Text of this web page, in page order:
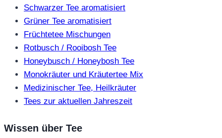
Schwarzer Tee aromatisiert
Grüner Tee aromatisiert
Früchtetee Mischungen
Rotbusch / Rooibosh Tee
Honeybusch / Honeybosh Tee
Monokräuter und Kräutertee Mix
Medizinischer Tee, Heilkräuter
Tees zur aktuellen Jahreszeit
Wissen über Tee